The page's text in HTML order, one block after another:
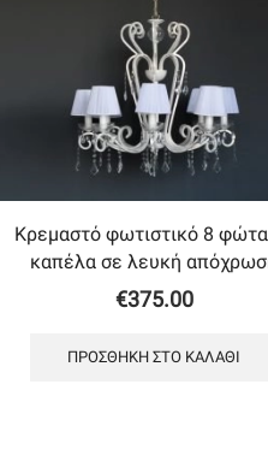
Κρεμαστό φωτιστικό 8
καπέλα σε λευκή
€375.00
ΠΡΟΣΘΉΚΗ ΣΤΟ ΚΑΛΆΘΙ